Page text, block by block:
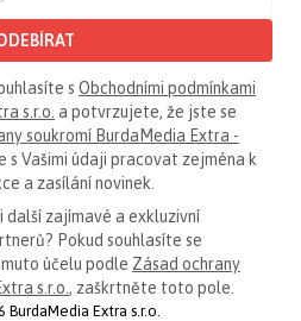
s Obchodními podmínkami
s.r.o. a potvrzujete, že jste se
soukromí BurdaMedia Extra -
s Vašimi údaji pracovat zejména k
a zasílání novinek.
zajímavé a exkluzivní
Pokud souhlasíte se
účelu podle Zásad ochrany
s.r.o. , zaškrtněte toto pole.
Extra s.r.o.